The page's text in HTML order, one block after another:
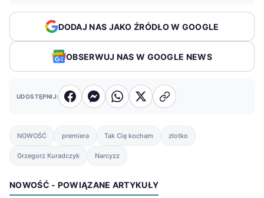
DODAJ NAS JAKO ŹRÓDŁO W GOOGLE
OBSERWUJ NAS W GOOGLE NEWS
UDOSTĘPNIJ:
NOWOŚĆ premiera Tak Cię kocham złotko
Grzegorz Kuradczyk Narcyzz
NOWOŚĆ - POWIĄZANE ARTYKUŁY